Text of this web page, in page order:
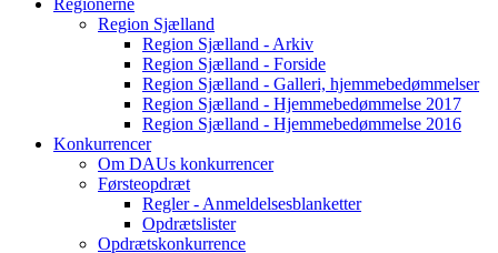
Regionerne
Region Sjælland
Region Sjælland - Arkiv
Region Sjælland - Forside
Region Sjælland - Galleri, hjemmebedømmelser
Region Sjælland - Hjemmebedømmelse 2017
Region Sjælland - Hjemmebedømmelse 2016
Konkurrencer
Om DAUs konkurrencer
Førsteopdræt
Regler - Anmeldelsesblanketter
Opdrætslister
Opdrætskonkurrence